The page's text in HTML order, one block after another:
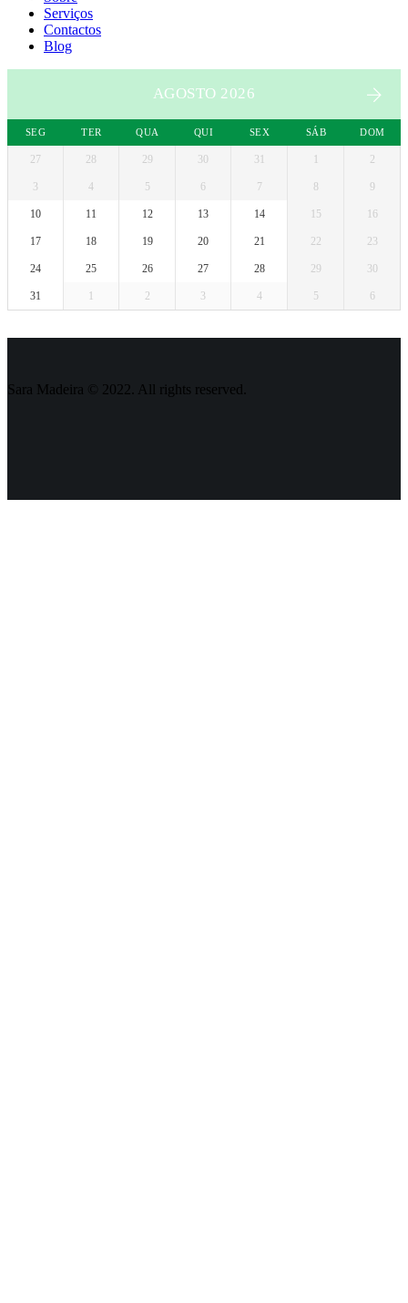
Serviços
Contactos
Blog
AGOSTO 2026
SEG TER QUA QUI SEX SÁB DOM
27 28 29 30 31 2
3 4 5 6 7 8 9
10 11 12 13 14 15 16
17 18 19 20 21 22 23
24 25 26 27 28 29 30
31 2 3 4 5 6
Sara Madeira © 2022. All rights reserved.